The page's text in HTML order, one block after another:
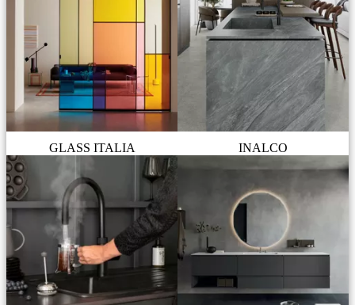
GLASS ITALIA INALCO